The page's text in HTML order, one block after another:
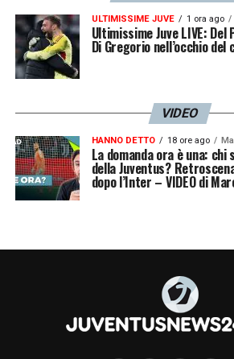
ULTIMISSIME JUVE 1 ora ago
Ultimissime Juve LIVE:
Di Gregorio nell’occhio del
VIDEO
HANNO DETTO 18 ore ago
La domanda ora è una:
della Juventus?
dopo l’Inter – VIDEO di